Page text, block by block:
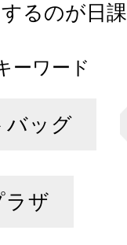
るのが日課
ーワード
バッグ
ラザ